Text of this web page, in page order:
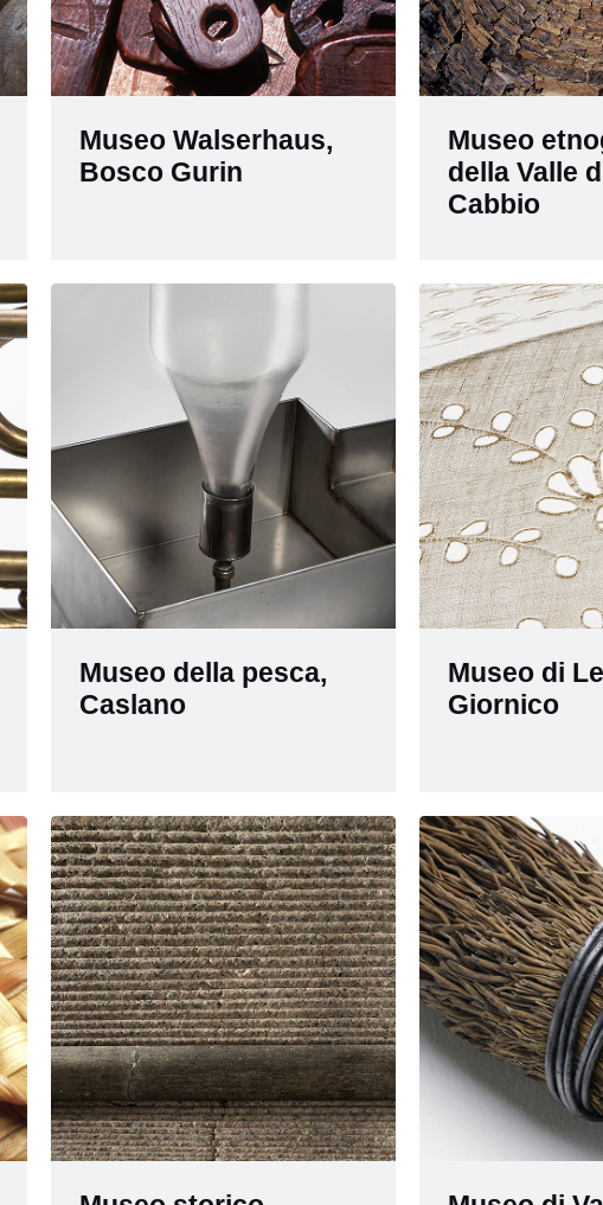
Museo Walserhaus,
Bosco Gurin
Museo
della Valle
Cabbio
Museo della pesca,
Caslano
Museo di
Giornico